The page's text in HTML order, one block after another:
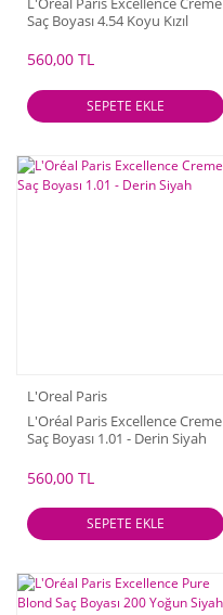
Saç Boyası 4.54 Koyu Kızıl
560,00 TL
SEPETE EKLE
L'Oreal Paris
L'Oréal Paris Excellence Creme
Saç Boyası 1.01 - Derin Siyah
560,00 TL
SEPETE EKLE